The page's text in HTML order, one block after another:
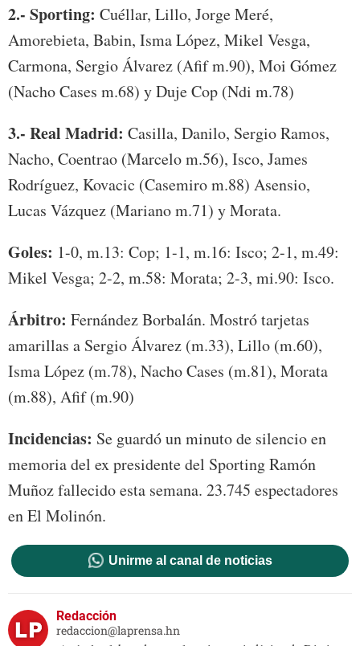
2.- Sporting: Cuéllar, Lillo, Jorge Meré,
Amorebieta, Babin, Isma López, Mikel Vesga,
Carmona, Sergio Álvarez (Afif m.90), Moi Gómez
(Nacho Cases m.68) y Duje Cop (Ndi m.78)
3.- Real Madrid: Casilla, Danilo, Sergio Ramos,
Nacho, Coentrao (Marcelo m.56), Isco, James
Rodríguez, Kovacic (Casemiro m.88) Asensio,
Lucas Vázquez (Mariano m.71) y Morata.
Goles: 1-0, m.13: Cop; 1-1, m.16: Isco; 2-1, m.49:
Mikel Vesga; 2-2, m.58: Morata; 2-3, mi.90: Isco.
Árbitro: Fernández Borbalán. Mostró tarjetas
amarillas a Sergio Álvarez (m.33), Lillo (m.60),
Isma López (m.78), Nacho Cases (m.81), Morata
(m.88), Afif (m.90)
Incidencias: Se guardó un minuto de silencio en
memoria del ex presidente del Sporting Ramón
Muñoz fallecido esta semana. 23.745 espectadores
en El Molinón.
Unirme al canal de noticias
Redacción
redaccion@laprensa.hn